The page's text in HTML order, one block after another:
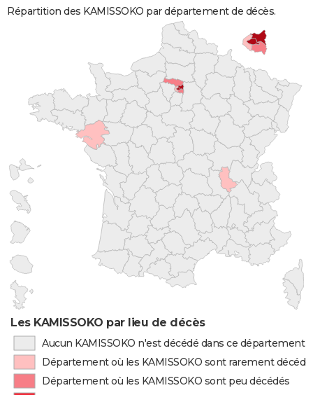
Répartition des KAMISSOKO par département de décès.
Les KAMISSOKO par lieu de décès
Aucun KAMISSOKO n'est décédé dans ce département
Département où les KAMISSOKO sont rarement
Département où les KAMISSOKO sont peu décédés